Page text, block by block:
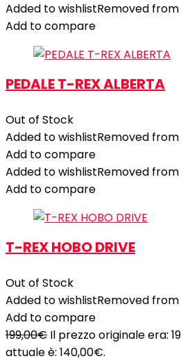
Added to wishlistRemoved from
Add to compare
PEDALE T-REX ALBERTA
Out of Stock
Added to wishlistRemoved from
Add to compare
Added to wishlistRemoved from
Add to compare
T-REX HOBO DRIVE
Out of Stock
Added to wishlistRemoved from
Add to compare
199,00€ Il prezzo originale era:
attuale è: 140,00€.